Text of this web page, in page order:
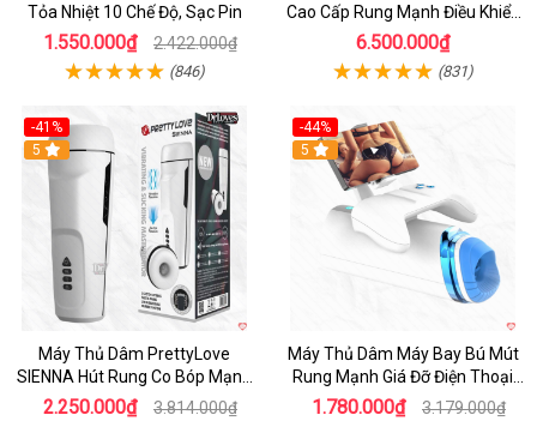
Tỏa Nhiệt 10 Chế Độ, Sạc Pin
1.550.000₫ 2.422.000₫
(846)
Cao Cấp Rung Mạnh Điều Khiển
App
6.500.000₫
(831)
-41%
Hot
5
Máy Thủ Dâm PrettyLove
SIENNA Hút Rung Co Bóp Mạnh
Mẽ Nam
2.250.000₫ 3.814.000₫
-44%
Hot
5
Máy Thủ Dâm Máy Bay Bú Mút
Rung Mạnh Giá Đỡ Điện Thoại
Chính Hãng
1.780.000₫ 3.179.000₫